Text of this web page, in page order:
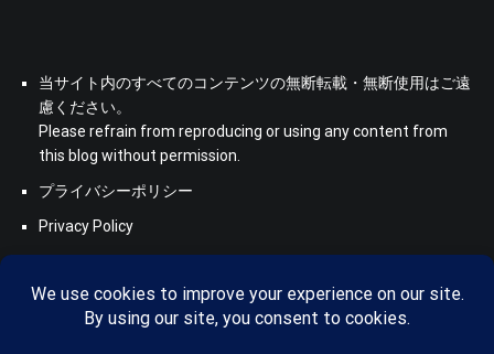
当サイト内のすべてのコンテンツの無断転載・無断使用はご遠
慮ください。
Please refrain from reproducing or using any content from
this blog without permission.
プライバシーポリシー
Privacy Policy